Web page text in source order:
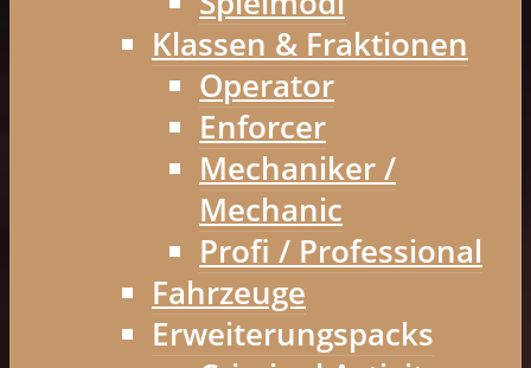
Klassen & Fraktionen
Operator
Enforcer
Mechaniker /
Mechanic
Profi / Professional
Fahrzeuge
Erweiterungspacks